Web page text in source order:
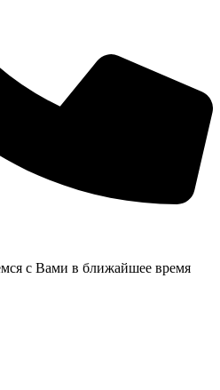
с Вами в ближайшее время